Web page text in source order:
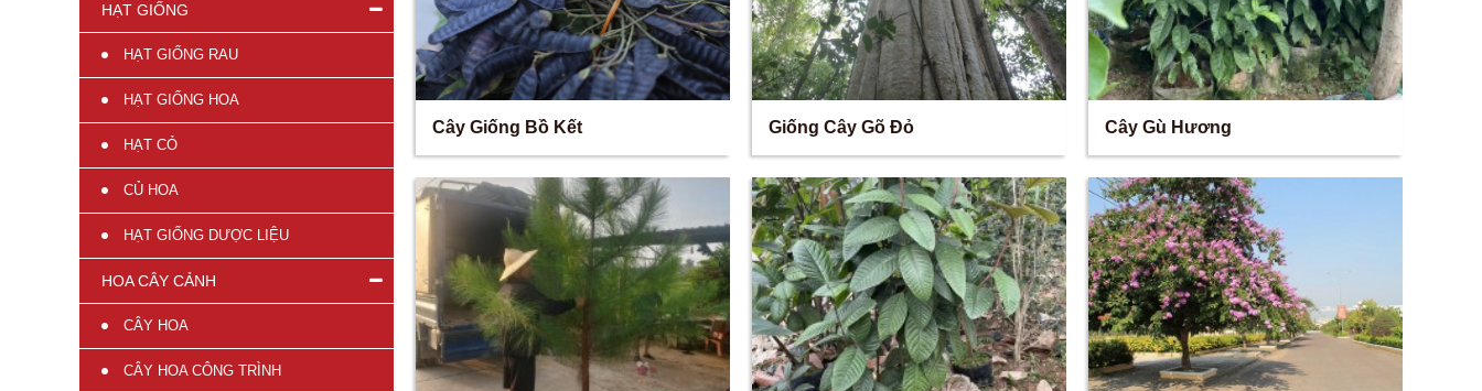
HẠT GIỐNG
HẠT GIỐNG RAU
HẠT GIỐNG HOA
HẠT CỎ
CỦ HOA
HẠT GIỐNG DƯỢC LIỆU
HOA CÂY CẢNH
CÂY HOA
CÂY HOA CÔNG TRÌNH
Cây Giống Bồ Kết Giống Cây Gõ Đỏ Cây Gù Hương